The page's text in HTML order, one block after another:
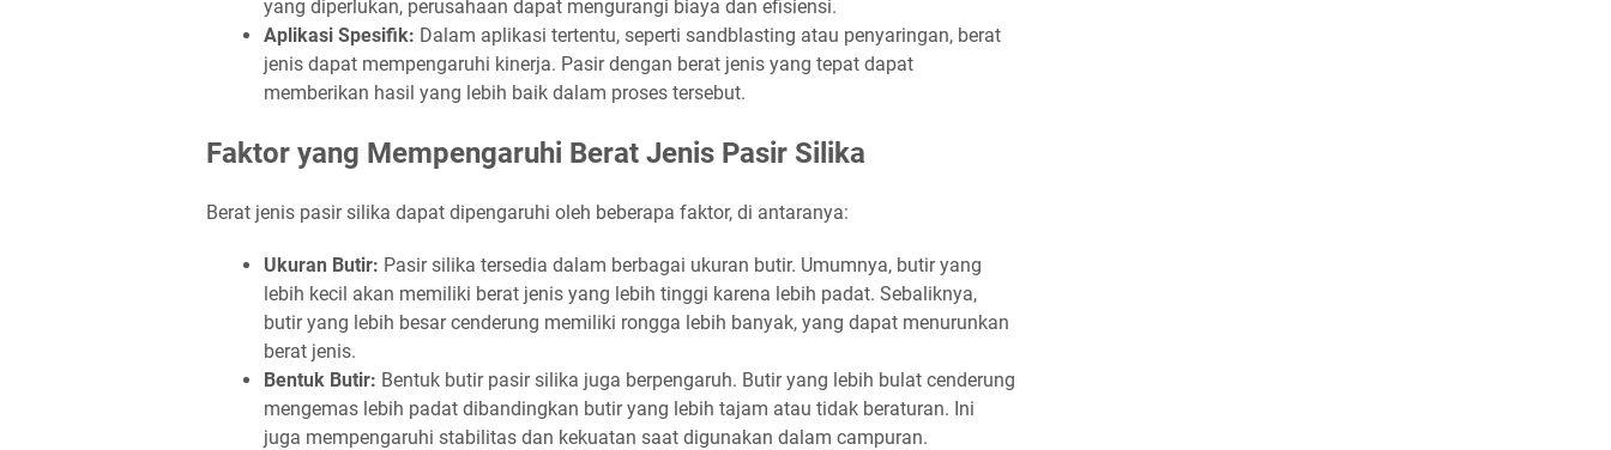
yang diperlukan, perusahaan dapat mengurangi biaya dan efisiensi.
Aplikasi Spesifik: Dalam aplikasi tertentu, seperti sandblasting atau penyaringan, berat
jenis dapat mempengaruhi kinerja. Pasir dengan berat jenis yang tepat dapat
memberikan hasil yang lebih baik dalam proses tersebut.
Faktor yang Mempengaruhi Berat Jenis Pasir Silika
Berat jenis pasir silika dapat dipengaruhi oleh beberapa faktor, di antaranya:
Ukuran Butir: Pasir silika tersedia dalam berbagai ukuran butir. Umumnya, butir yang
lebih kecil akan memiliki berat jenis yang lebih tinggi karena lebih padat. Sebaliknya,
butir yang lebih besar cenderung memiliki rongga lebih banyak, yang dapat menurunkan
berat jenis.
Bentuk Butir: Bentuk butir pasir silika juga berpengaruh. Butir yang lebih bulat cenderung
mengemas lebih padat dibandingkan butir yang lebih tajam atau tidak beraturan. Ini
juga mempengaruhi stabilitas dan kekuatan saat digunakan dalam campuran.